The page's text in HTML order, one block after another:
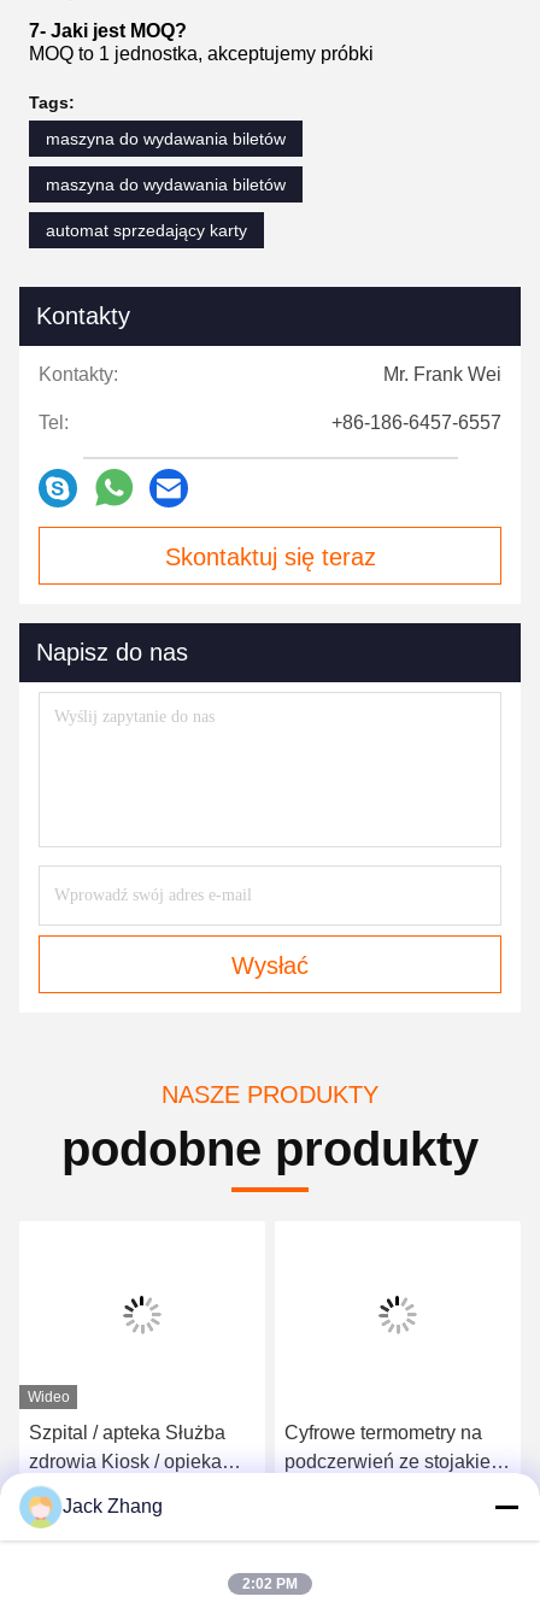
7- Jaki jest MOQ?
MOQ to 1 jednostka, akceptujemy próbki
Tags:
maszyna do wydawania biletów
maszyna do wydawania biletów
automat sprzedający karty
Kontakty
Kontakty: Mr. Frank Wei
Tel: +86-186-6457-6557
Skontaktuj się teraz
Napisz do nas
Wysłać
NASZE PRODUKTY
podobne produkty
Wideo
Szpital / apteka Służba
zdrowia Kiosk / opieka
medyczna Kiosk Conform
Europe MDD i USA FDCA
Standard, elegancki
Uzyskaj najlepszą cenę
Cyfrowe termometry na
podczerwień ze stojakiem
Jack Zhang
2:02 PM